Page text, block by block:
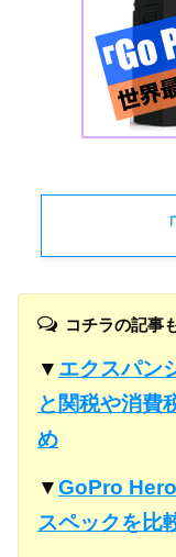
コチラの記事
▼ エクスパン
と関税や消費
め
▼GoPro
スペックを比